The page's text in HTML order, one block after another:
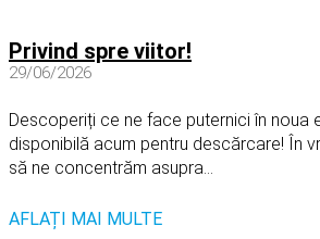
Privind spre viitor!
29/06/2026
Descoperiți ce ne face puternici în noua
disponibilă acum pentru descărcare! În vremuri dificile, merită
să ne concentrăm asupra...
AFLAȚI MAI MULTE